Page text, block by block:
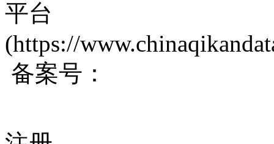
平台
(https://
备案号：